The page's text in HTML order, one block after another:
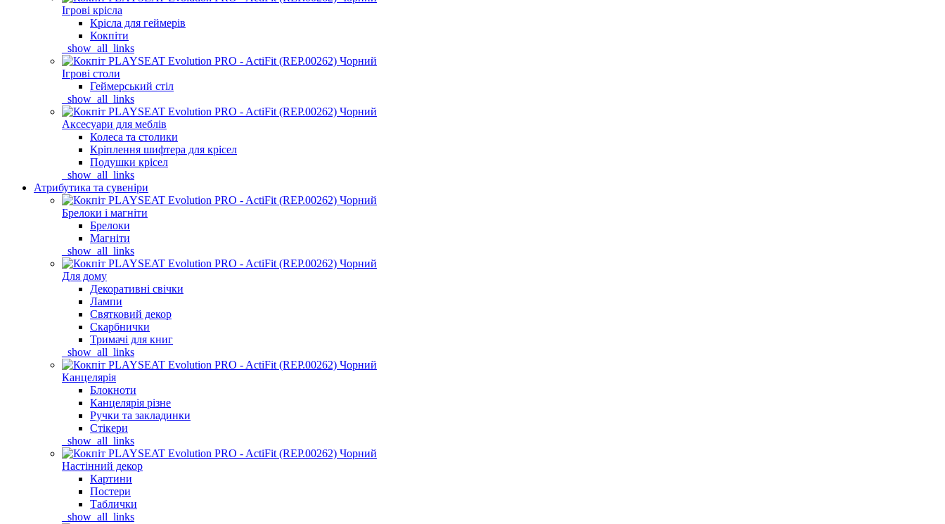
Ігрові крісла
Крісла для геймерів
Кокпіти
_show_all_links
Ігрові столи
Геймерський стіл
_show_all_links
Аксесуари для меблів
Колеса та столики
Кріплення шифтера для крісел
Подушки крісел
_show_all_links
Атрибутика та сувеніри
Брелоки і магніти
Брелоки
Магніти
_show_all_links
Для дому
Декоративні свічки
Лампи
Святковий декор
Скарбнички
Тримачі для книг
_show_all_links
Канцелярія
Блокноти
Канцелярія різне
Ручки та закладинки
Стікери
_show_all_links
Настінний декор
Картини
Постери
Таблички
_show_all_links